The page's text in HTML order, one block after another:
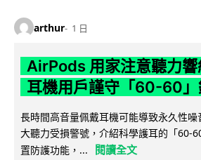
arthur 1 日
AirPods 用家注意聽力
耳機用戶謹守「60-60」
長時間高音量佩戴耳機可能導致永久性
大聽力受損警號，介紹科學護耳的「60-
置防護功能，...
閱讀全文